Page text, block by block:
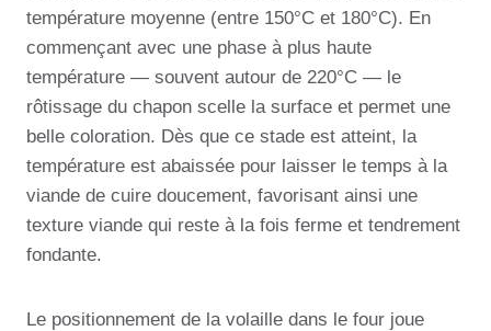
température moyenne (entre 150°C et 180°C). En
commençant avec une phase à plus haute
température — souvent autour de 220°C — le
rôtissage du chapon scelle la surface et permet une
belle coloration. Dès que ce stade est atteint, la
température est abaissée pour laisser le temps à la
viande de cuire doucement, favorisant ainsi une
texture viande qui reste à la fois ferme et tendrement
fondante.
Le positionnement de la volaille dans le four joue